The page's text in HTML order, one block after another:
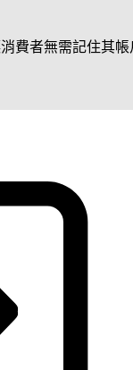
費者無需記住其帳